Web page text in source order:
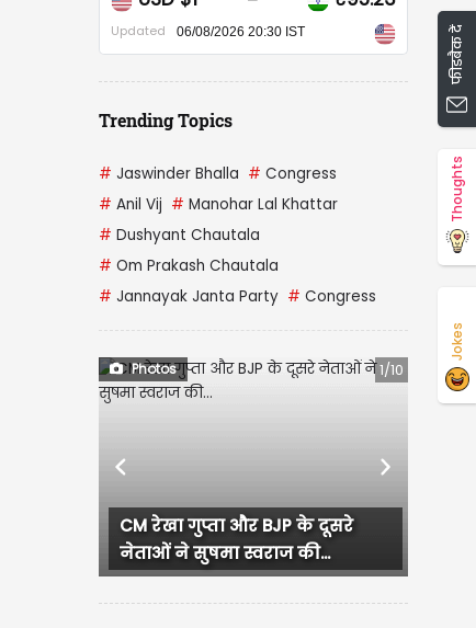
Updated 06/08/2026 20:30 IST
Trending Topics
# Jaswinder Bhalla # Congress
# Anil Vij # Manohar Lal Khattar
# Dushyant Chautala
# Om Prakash Chautala
# Jannayak Janta Party # Congress
Photos 1/10
CM रेखा गुप्ता और BJP के दूसरे
नेताओं ने सुषमा स्वराज की...
Previous Next
फीडबैक दें
Thoughts
Jokes